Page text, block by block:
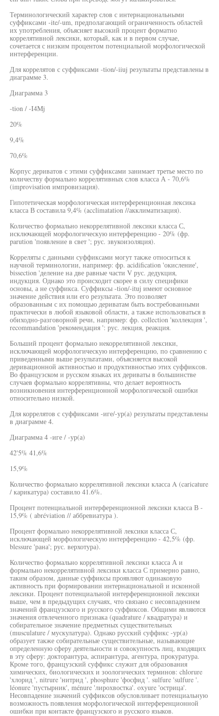
Терминологический характер слов с интернациональными
суффиксами -ite/-um, предполагающий ограниченность областей
их употребления, объясняет высокий процент форматно
коррелятивной лексики, который, как и в первом случае,
сочетается с низким процентом потенциальной морфологической
интерференции.
Для коррелятов с суффиксами -tion/-iiuj результаты представлены в
диаграмме 3.
Диаграмма 3
-tion / -I4Mj
20%
9,4%
70,6%
Корпус дериватов с этими суффиксами занимает третье место по
количеству формально коррелятивных слов класса А - 70,6%
(improvisation импровизация).
Гипотетическая морфологическая интерференционная лексика
класса В составила 9,4% (acclimatation //акклиматизация).
Количество формально некоррелятивной лексики класса С,
исключающей морфологическую интерференцию - 20% (фр.
parution 'появление в свет '; рус. звукоизоляция).
Корреляты с данными суффиксами могут также относиться к
научной терминологии, например: фр. acidification 'окисление',
bissection 'деление на две равные части V рус. дедукция,
индукция. Однако это происходит скорее в силу специфики
основы, а не суффикса. Суффиксы -tion/-ituj имеют основное
значение действия или его результата. Это позволяет
образованным с их помощью дериватам быть востребованными
практически в любой языковой области, а также использоваться в
обиходно-разговорной речи, например: фр. collection 'коллекция ',
recommandation 'рекомендация ': рус. лекция, реакция.
Больший процент формально некоррелятивной лексики,
исключающей морфологическую интерференцию, по сравнению с
приведенными выше результатами, объясняется высокой
деривационной активностью и продуктивностью этих суффиксов.
Во французском и русском языках их дериваты в большинстве
случаев формально коррелятивны, что делает вероятность
возникновения интерференционной морфологической ошибки
относительно низкой.
Для коррелятов с суффиксами -иге/-ур(а) результаты представлены
в диаграмме 4.
Диаграмма 4 -иге / -ур(а)
42'5% 41,6%
15,9%
Количество формально коррелятивной лексики класса A (caricature
/ карикатура) составило 41.6%.
Процент потенциальной интерференционной лексики класса В -
15,9% ( abréviation // аббревиатура ).
Процент формально некоррелятивной лексики класса С,
исключающей морфологическую интерференцию - 42,5% (фр.
blessure 'рана'; рус. верхотура).
Количество формально коррелятивной лексики класса А и
формально некоррелятивной лексики класса С примерно равно,
таким образом, данные суффиксы проявляют одинаковую
активность при формировании интернациональной и исконной
лексики. Процент потенциальной интерференционной лексики
выше, чем в предыдущих случаях, что связано с несовпадением
значений французского и русского суффиксов. Общими являются
значения отвлеченного признака (quadrature / квадратура) и
собирательное значение предметных существительных
(musculature / мускулатура). Однако русский суффикс -ур(а)
образует также собирательные существительные, называющие
определенную сферу деятельности и совокупность лиц, входящих
в эту сферу: докторантура, аспирантура, агентура, прокуратура.
Кроме того, французский суффикс служит для образования
химических, биологических и зоологических терминов: chlorure
'хлорид ', nitrure 'нитрид ', phosphure 'фосфид '. sulfure 'sulfure '.
léonure 'пустырник', ménure 'лирохвостка'. oxyure 'острица'.
Несовпадение значений суффиксов обусловливает потенциальную
возможность появления морфологической интерференционной
ошибки при контакте французского и русского языков.